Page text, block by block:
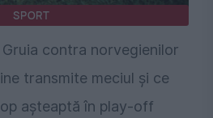
SPORT
Gruia contra norvegienilor
transmite meciul și ce
așteaptă în play-off